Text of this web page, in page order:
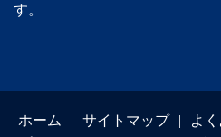
す。
ホーム サイトマップ
よ